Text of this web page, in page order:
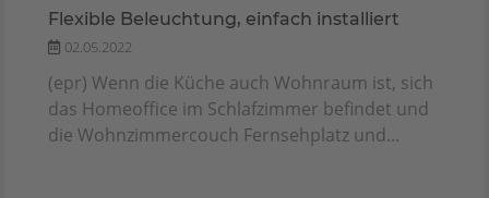
Flexible Beleuchtung, einfach installiert
02.05.2022
(epr) Wenn die Küche auch Wohnraum ist, sich
das Homeoffice im Schlafzimmer befindet und
die Wohnzimmercouch Fernsehplatz und...